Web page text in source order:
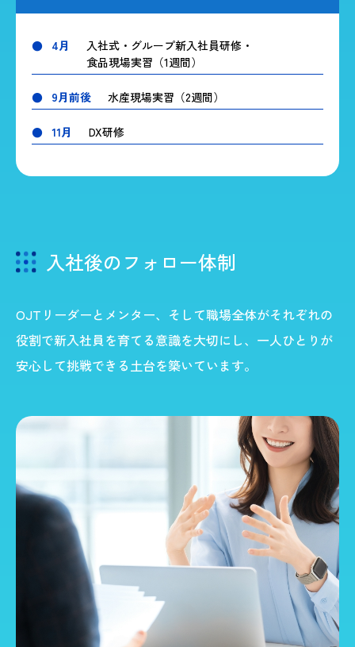
4月 入社式・ グループ新入社員研修 ・
食品現場実習（1週間）
9月前後 水産現場実習（2週間）
11月 DX研修
入社後のフォロー体制
OJTリーダーとメンター、そして職場全体がそれぞれの
役割で新入社員を育てる意識を大切にし、一人ひとりが
安心して挑戦できる土台を築いています。​